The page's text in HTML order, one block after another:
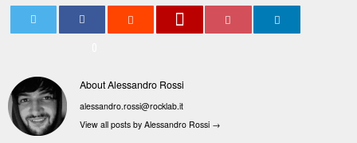
About Alessandro Rossi
alessandro.rossi@rocklab.it
View all posts by Alessandro Rossi →